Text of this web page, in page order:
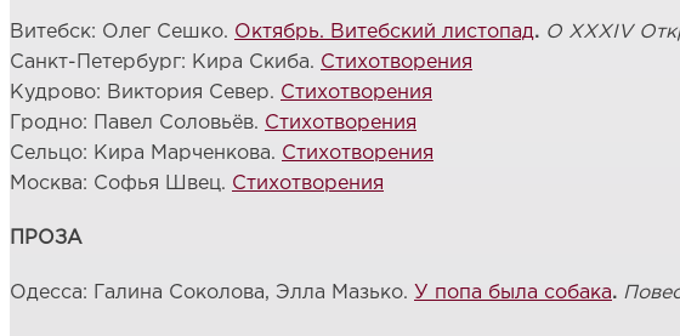
Витебск: Олег Сешко. Октябрь. Витебский листопад. О XXXIV
Санкт-Петербург: Кира Скиба. Стихотворения
Кудрово: Виктория Север. Стихотворения
Гродно: Павел Соловьёв. Стихотворения
Сельцо: Кира Марченкова. Стихотворения
Москва: Софья Швец. Стихотворения
ПРОЗА
Одесса: Галина Соколова, Элла Мазько. У попа была собака.